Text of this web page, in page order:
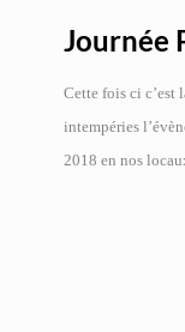
Journée
Cette fois ci c’est
intempéries
2018 en nos